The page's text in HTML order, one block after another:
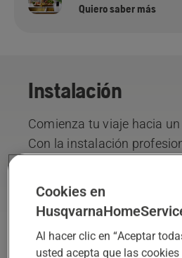
Quiero saber más
Instalación
Comienza tu viaje hacia
Con la instalación
en marcha en un abrir y
Cookies en
Al hacer clic en “Aceptar
usted acepta que las